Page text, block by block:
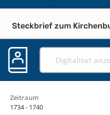
Steckbrief zum
Digitalisat
Zeitraum
1734 - 1740